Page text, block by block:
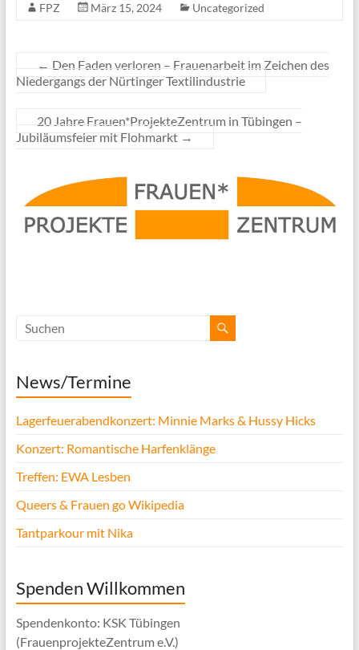
FPZ März 15, 2024 Uncategorized
← Den Faden verloren – Frauenarbeit im Zeichen des
Niedergangs der Nürtinger Textilindustrie
20 Jahre Frauen*ProjekteZentrum in Tübingen –
Jubiläumsfeier mit Flohmarkt →
News/Termine
Lagerfeuerabendkonzert: Minnie Marks & Hussy Hicks
Konzert: Romantische Harfenklänge
Treffen: EWA Lesben
Queers & Frauen go Wikipedia
Tantparkour mit Nika
Spenden Willkommen
Spendenkonto: KSK Tübingen
(FrauenprojekteZentrum e.V.)